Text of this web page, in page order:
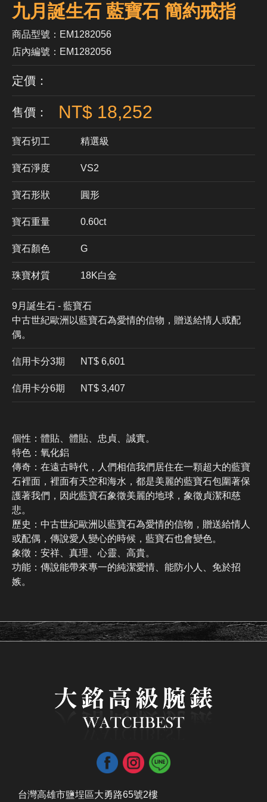
九月誕生石 藍寶石 簡約戒指
商品型號：EM1282056
店內編號：EM1282056
定價：
售價： NT$ 18,252
寶石切工 精選級
寶石淨度 VS2
寶石形狀 ​圓形
寶石重量 0.60ct
寶石顏色 G
珠寶材質 18K白金
9月誕生石 - 藍寶石
中古世紀歐洲以藍寶石為愛情的信物，贈送給情人或配
偶。
信用卡分3期 ​NT$ 6,601
信用卡分6期 NT$ 3,407
個性：體貼、體貼、忠貞、誠實。
特色：氧化鋁
傳奇：在遠古時代，人們相信我們居住在一顆超大的藍寶
石裡面，裡面有天空和海水，都是美麗的藍寶石包圍著保
護著我們，因此藍寶石象徵美麗的地球，象徵貞潔和慈
悲。
歷史：中古世紀歐洲以藍寶石為愛情的信物，贈送給情人
或配偶，傳說愛人變心的時候，藍寶石也會變色。
象徵：安祥、真理、心靈、高貴。
功能：傳說能帶來專一的純潔愛情、能防小人、免於招
嫉。
台灣高雄市鹽埕區大勇路65號2樓